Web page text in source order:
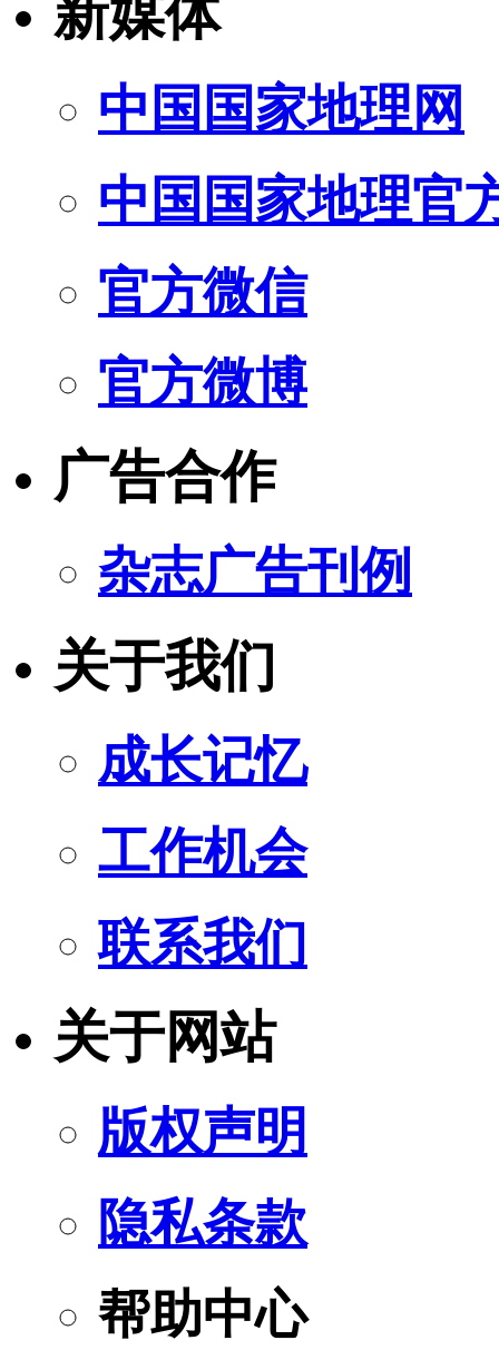
新媒体
中国国家地理网
中国国家地理官
官方微信
官方微博
广告合作
杂志广告刊例
关于我们
成长记忆
工作机会
联系我们
关于网站
版权声明
隐私条款
帮助中心